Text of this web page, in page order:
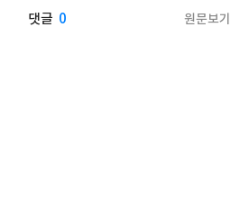
댓글 0 원문보기